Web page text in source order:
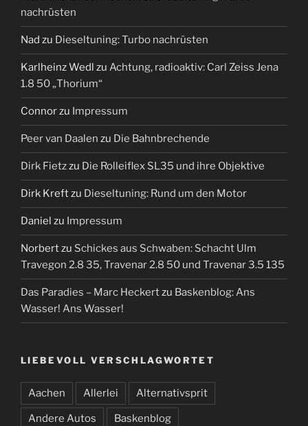
nachrüsten
Nad zu Dieseltuning: Turbo nachrüsten
Karlheinz Wedl zu Achtung, radioaktiv: Carl Zeiss Jena
1.8 50 „Thorium“
Connorzu Impressum
Peer van Daalen zu Die Bahnbrechende
Dirk Fietzzu Die Rolleiflex SL35 und ihre Objektive
Dirk Kreftzu Dieseltuning: Rund um den Motor
Daniel zu Impressum
Norbertzu Schickes aus Schwaben: Schacht Ulm
Travegon 2.8 35, Travenar 2.8 50 und Travenar 3.5 135
Das Paradies – Marc Heckertzu Baskenblog: Ans
Wasser! Ans Wasser!
LIEBEVOLL VERSCHLAGWORTET
Aachen Allerlei Alternativsprit
Andere Autos Baskenblog